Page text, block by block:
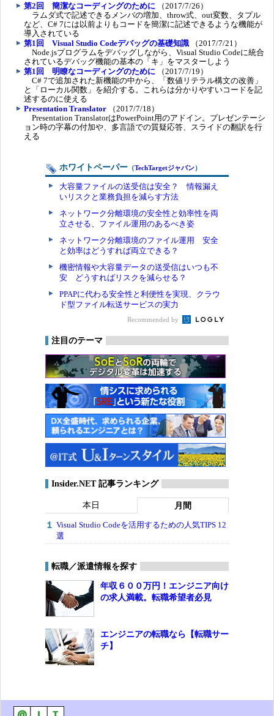
第2回 簡潔なコーディングのために （2017/7/26）
ラムダ式で記述できるメンバの増加、throw式、out変数、タプル
など、C# 7には以前よりもコードを簡潔に記述できるような機能が
導入されている
第1回 Visual Studio Codeデバッグの基礎知識 （2017/7/21）
Node.jsプログラムをデバッグしながら、Visual Studio Codeに統合
されているデバッグ機能の基本の「キ」をマスターしよう
第1回 明瞭なコーディングのために （2017/7/19）
C# 7で追加された新機能の中から、「数値リテラル構文の改善」
と「ローカル関数」を紹介する。これらは分かりやすいコードを記
述するのに使える
Presentation Translator （2017/7/18）
Presentation TranslatorはPowerPoint用のアドイン。プレゼンテーシ
ョン時の字幕の付加や、多言語での質疑応答、スライドの翻訳を行
える
ホワイトペーパー （TechTargetジャパン）
大容量ファイルの送受信は安全？ 情報漏え
いリスクと業務負担を減らす方法
ネットワーク分離環境の安全性と効率性を両
立させる、ファイル運用のあるべき姿
ネットワーク分離環境のファイル運用 安全
と効率はどうすれば両立できる？
機密情報や大容量データの送受信はいつも不
安 どうすればリスクを減らせる？
PPAPに代わる安全性と利便性を実現、クラウ
ド型ファイル転送サービスの実力
Recommended by
注目のテーマ
Insider.NET 記事ランキング
本日 月間
Visual Studio Codeを活用するための人気TIPS 12
選
転職／派遣情報を探す
年収６００万円！エンジニア向け
の求人満載。転職希望者必見
エンジニアの転職なら【転職サー
チ】